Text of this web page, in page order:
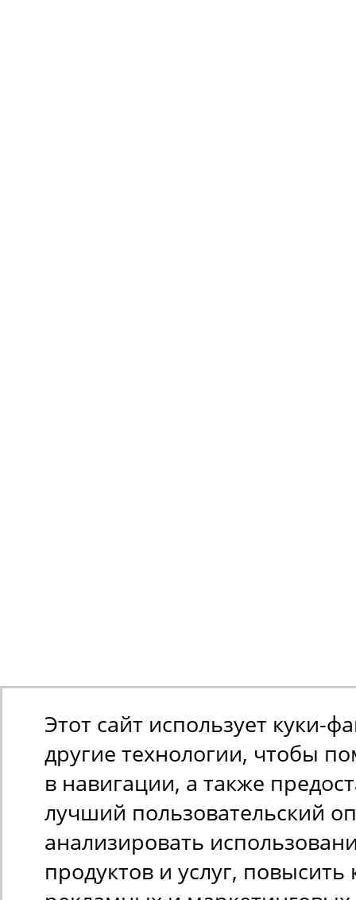
Этот сайт использует куки-
другие технологии, чтобы
в навигации, а также
лучший пользовательский
анализировать
продуктов и услуг, повысить